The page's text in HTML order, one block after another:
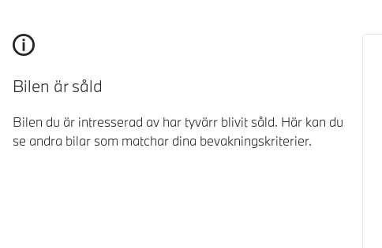
Bilen är såld
Bilen du är intresserad av har tyvärr blivit såld. Här kan du
se andra bilar som matchar dina bevakningskriterier.